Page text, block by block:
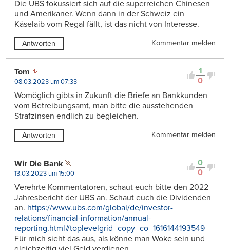
Die UBS fokussiert sich auf die superreichen Chinesen
und Amerikaner. Wenn dann in der Schweiz ein
Käselaib vom Regal fällt, ist das nicht von Interesse.
Antworten Kommentar melden
1
0
Tom
08.03.2023 um 07:33
Womöglich gibts in Zukunft die Briefe an Bankkunden
vom Betreibungsamt, man bitte die ausstehenden
Strafzinsen endlich zu begleichen.
Antworten Kommentar melden
0
0
Wir Die Bank
13.03.2023 um 15:00
Verehrte Kommentatoren, schaut euch bitte den 2022
Jahresbericht der UBS an. Schaut euch die Dividenden
an. https://www.ubs.com/global/de/investor-
relations/financial-information/annual-
reporting.html#toplevelgrid_copy_co_1616144193549
Für mich sieht das aus, als könne man Woke sein und